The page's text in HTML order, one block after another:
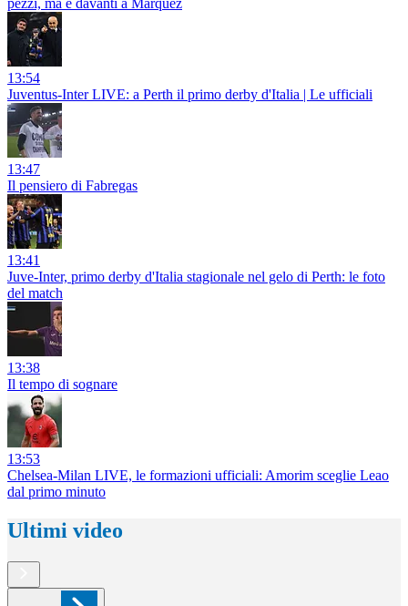
pezzi, ma è davanti a Marquez
13:54
Juventus-Inter LIVE: a Perth il primo derby d'Italia | Le ufficiali
13:47
Il pensiero di Fabregas
13:41
Juve-Inter, primo derby d'Italia stagionale nel gelo di Perth: le foto
del match
13:38
Il tempo di sognare
13:53
Chelsea-Milan LIVE, le formazioni ufficiali: Amorim sceglie Leao
dal primo minuto
Ultimi video